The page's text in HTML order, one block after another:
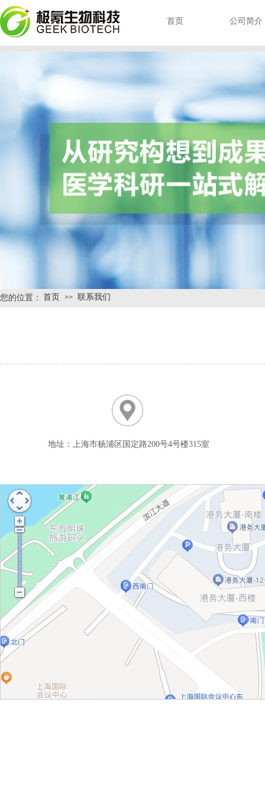
首页 公司简介
首页 >> 联系我们
您的位置：
地址： 上海市杨浦区国定路200号4号楼315室